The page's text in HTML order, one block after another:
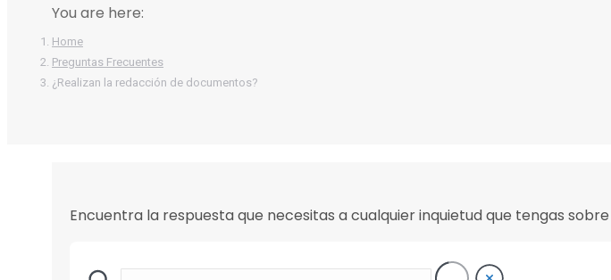
You are here:
Home
Preguntas Frecuentes
¿Realizan la redacción de documentos?
Encuentra la respuesta que necesitas a cualquier inquietud que tengas